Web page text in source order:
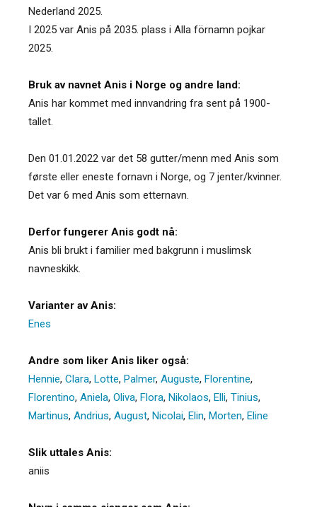
Nederland 2025.
I 2025 var Anis på 2035. plass i Alla förnamn pojkar
2025.
Bruk av navnet Anis i Norge og andre land:
Anis har kommet med innvandring fra sent på 1900-
tallet.
Den 01.01.2022 var det 58 gutter/menn med Anis som
første eller eneste fornavn i Norge, og 7 jenter/kvinner.
Det var 6 med Anis som etternavn.
Derfor fungerer Anis godt nå:
Anis bli brukt i familier med bakgrunn i muslimsk
navneskikk.
Varianter av Anis:
Enes
Andre som liker Anis liker også:
Hennie, Clara, Lotte, Palmer, Auguste, Florentine,
Florentino, Aniela, Oliva, Flora, Nikolaos, Elli, Tinius,
Martinus, Andrius, August, Nicolai, Elin, Morten, Eline
Slik uttales Anis:
aniis